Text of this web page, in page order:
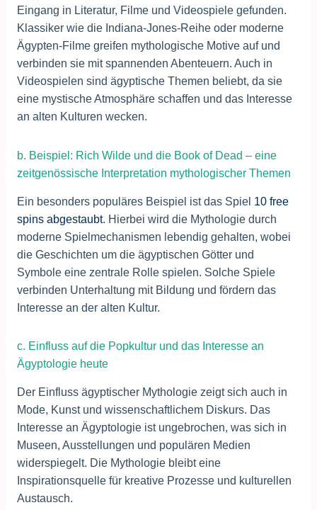
Eingang in Literatur, Filme und Videospiele gefunden.
Klassiker wie die Indiana-Jones-Reihe oder moderne
Ägypten-Filme greifen mythologische Motive auf und
verbinden sie mit spannenden Abenteuern. Auch in
Videospielen sind ägyptische Themen beliebt, da sie
eine mystische Atmosphäre schaffen und das Interesse
an alten Kulturen wecken.
b. Beispiel: Rich Wilde und die Book of Dead – eine
zeitgenössische Interpretation mythologischer Themen
Ein besonders populäres Beispiel ist das Spiel 10 free
spins abgestaubt. Hierbei wird die Mythologie durch
moderne Spielmechanismen lebendig gehalten, wobei
die Geschichten um die ägyptischen Götter und
Symbole eine zentrale Rolle spielen. Solche Spiele
verbinden Unterhaltung mit Bildung und fördern das
Interesse an der alten Kultur.
c. Einfluss auf die Popkultur und das Interesse an
Ägyptologie heute
Der Einfluss ägyptischer Mythologie zeigt sich auch in
Mode, Kunst und wissenschaftlichem Diskurs. Das
Interesse an Ägyptologie ist ungebrochen, was sich in
Museen, Ausstellungen und populären Medien
widerspiegelt. Die Mythologie bleibt eine
Inspirationsquelle für kreative Prozesse und kulturellen
Austausch.